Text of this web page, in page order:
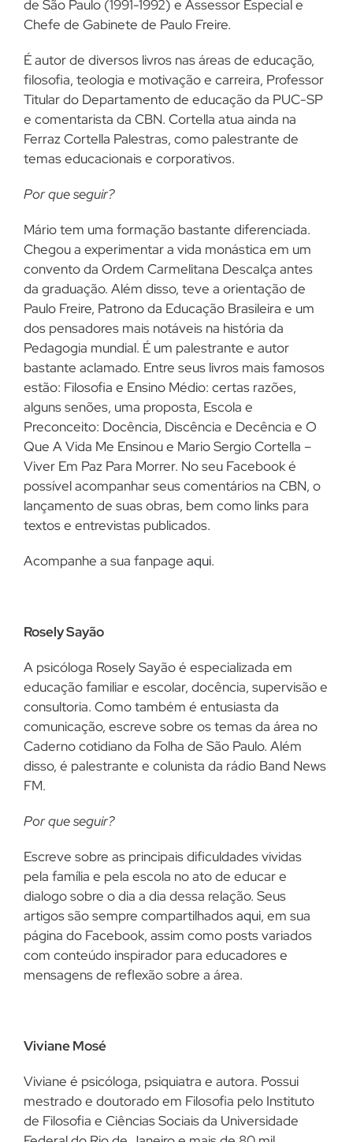
de São Paulo (1991-1992) e Assessor Especial e
Chefe de Gabinete de Paulo Freire.
É autor de diversos livros nas áreas de educação,
filosofia, teologia e motivação e carreira, Professor
Titular do Departamento de educação da PUC-SP
e comentarista da CBN. Cortella atua ainda na
Ferraz Cortella Palestras, como palestrante de
temas educacionais e corporativos.
Por que seguir?
Mário tem uma formação bastante diferenciada.
Chegou a experimentar a vida monástica em um
convento da Ordem Carmelitana Descalça antes
da graduação. Além disso, teve a orientação de
Paulo Freire, Patrono da Educação Brasileira e um
dos pensadores mais notáveis na história da
Pedagogia mundial. É um palestrante e autor
bastante aclamado. Entre seus livros mais famosos
estão: Filosofia e Ensino Médio: certas razões,
alguns senões, uma proposta, Escola e
Preconceito: Docência, Discência e Decência e O
Que A Vida Me Ensinou e Mario Sergio Cortella –
Viver Em Paz Para Morrer. No seu Facebook é
possível acompanhar seus comentários na CBN, o
lançamento de suas obras, bem como links para
textos e entrevistas publicados.
Acompanhe a sua fanpage aqui.
Rosely Sayão
A psicóloga Rosely Sayão é especializada em
educação familiar e escolar, docência, supervisão e
consultoria. Como também é entusiasta da
comunicação, escreve sobre os temas da área no
Caderno cotidiano da Folha de São Paulo. Além
disso, é palestrante e colunista da rádio Band News
FM.
Por que seguir?
Escreve sobre as principais dificuldades vividas
pela família e pela escola no ato de educar e
dialogo sobre o dia a dia dessa relação. Seus
artigos são sempre compartilhadosaqui, em sua
página do Facebook, assim como posts variados
com conteúdo inspirador para educadores e
mensagens de reflexão sobre a área.
Viviane Mosé
Viviane é psicóloga, psiquiatra e autora. Possui
mestrado e doutorado em Filosofia pelo Instituto
de Filosofia e Ciências Sociais da Universidade